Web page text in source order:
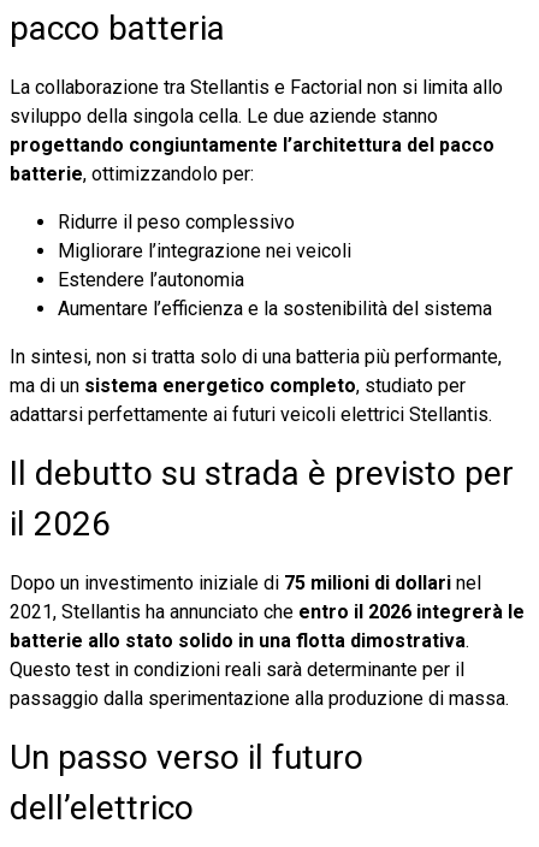
pacco batteria
La collaborazione tra Stellantis e Factorial non si limita allo
sviluppo della singola cella. Le due aziende stanno
progettando congiuntamente l’architettura del pacco
batterie, ottimizzandolo per:
Ridurre il peso complessivo
Migliorare l’integrazione nei veicoli
Estendere l’autonomia
Aumentare l’efficienza e la sostenibilità del sistema
In sintesi, non si tratta solo di una batteria più performante,
ma di un sistema energetico completo, studiato per
adattarsi perfettamente ai futuri veicoli elettrici Stellantis.
Il debutto su strada è previsto per
il 2026
Dopo un investimento iniziale di 75 milioni di dollari nel
2021, Stellantis ha annunciato che entro il 2026 integrerà le
batterie allo stato solido in una flotta dimostrativa.
Questo test in condizioni reali sarà determinante per il
passaggio dalla sperimentazione alla produzione di massa.
Un passo verso il futuro
dell’elettrico